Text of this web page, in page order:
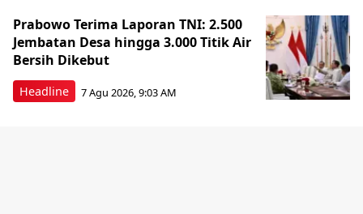
Headline
Prabowo Terima Laporan TNI: 2.500
Jembatan Desa hingga 3.000 Titik Air
Bersih Dikebut
7 Agu 2026, 9:03 AM